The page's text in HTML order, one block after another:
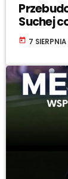
Suchej
today 7